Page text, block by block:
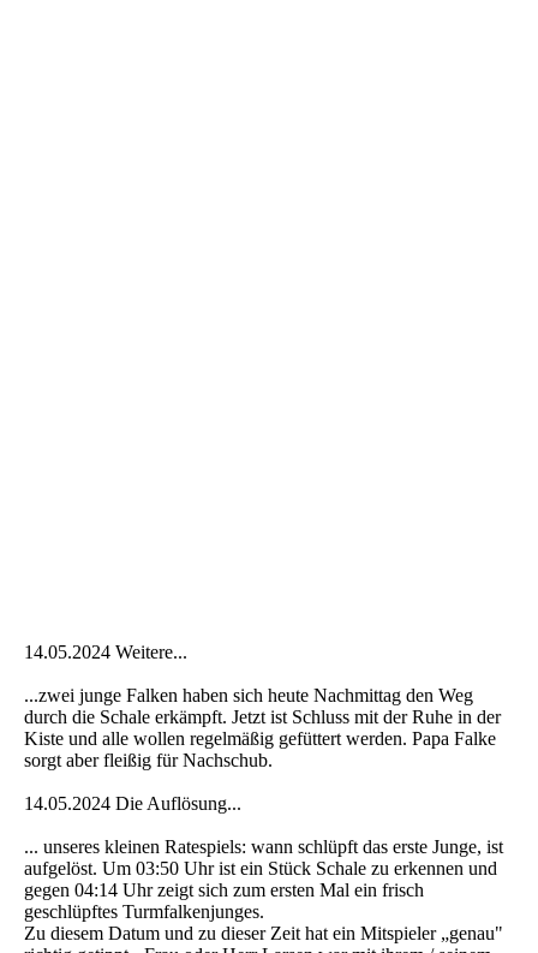
14.05.2024 Weitere...
...zwei junge Falken haben sich heute Nachmittag den Weg
durch die Schale erkämpft. Jetzt ist Schluss mit der Ruhe in der
Kiste und alle wollen regelmäßig gefüttert werden. Papa Falke
sorgt aber fleißig für Nachschub.
14.05.2024 Die Auflösung...
... unseres kleinen Ratespiels: wann schlüpft das erste Junge, ist
aufgelöst. Um 03:50 Uhr ist ein Stück Schale zu erkennen und
gegen 04:14 Uhr zeigt sich zum ersten Mal ein frisch
geschlüpftes Turmfalkenjunges.
Zu diesem Datum und zu dieser Zeit hat ein Mitspieler „genau"